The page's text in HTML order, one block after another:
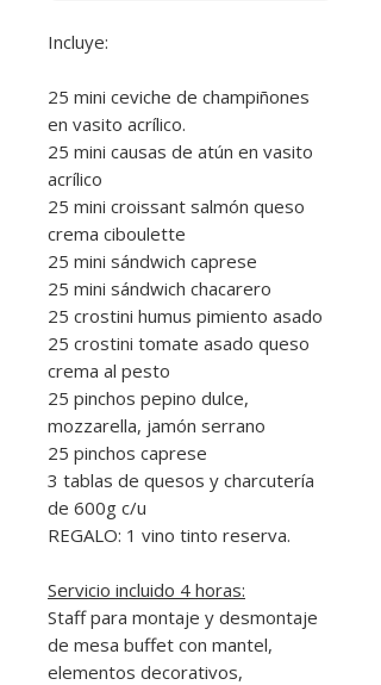
Incluye:
25 mini ceviche de champiñones
en vasito acrílico.
25 mini causas de atún en vasito
acrílico
25 mini croissant salmón queso
crema ciboulette
25 mini sándwich caprese
25 mini sándwich chacarero
25 crostini humus pimiento asado
25 crostini tomate asado queso
crema al pesto
25 pinchos pepino dulce,
mozzarella, jamón serrano
25 pinchos caprese
3 tablas de quesos y charcutería
de 600g c/u
REGALO: 1 vino tinto reserva.
Servicio incluido 4 horas:
Staff para montaje y desmontaje
de mesa buffet con mantel,
elementos decorativos,